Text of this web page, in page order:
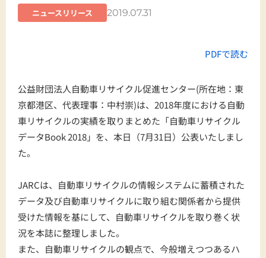
ニュースリリース 2019.07.31
PDFで読む
公益財団法人自動車リサイクル促進センター(所在地：東
京都港区、代表理事：中村崇)は、2018年度における自動
車リサイクルの実績を取りまとめた「自動車リサイクル
データBook 2018」を、本日（7月31日）公表いたしまし
た。
JARCは、自動車リサイクルの情報システムに蓄積された
データ及び自動車リサイクルに取り組む関係者から提供
受けた情報を基にして、自動車リサイクルを取り巻く状
況を本誌に整理しました。
また、自動車リサイクルの観点で、今般増えつつあるハ